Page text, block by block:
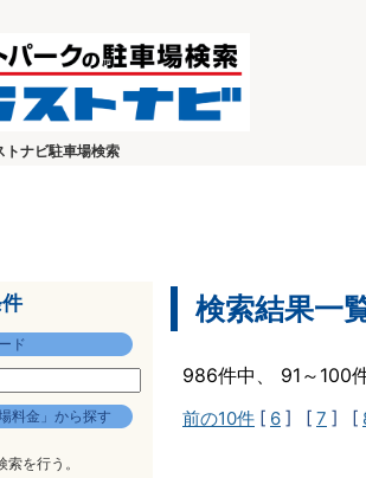
トナビ駐車場検索
ド
料金」から探す
索を行う。
検索結果一
986件中、 91～100
前の10件 [ 6 ] [ 7 ] [